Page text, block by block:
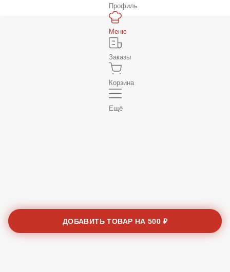
ДОБАВИТЬ ТОВАР НА500 ₽
Профиль
Меню
Заказы
Корзина
Ещё